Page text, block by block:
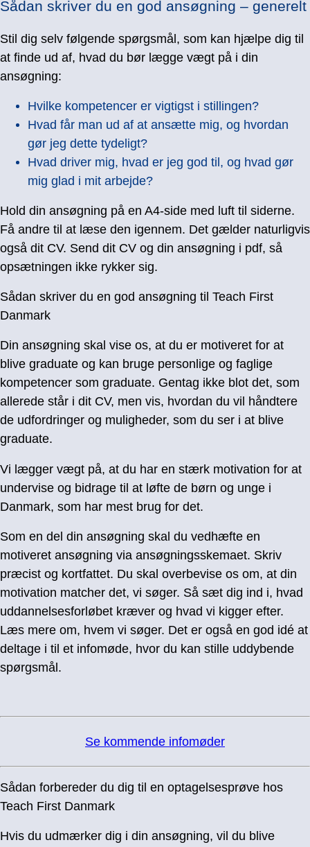
Sådan skriver du en god ansøgning – generelt
Stil dig selv følgende spørgsmål, som kan hjælpe dig til
at finde ud af, hvad du bør lægge vægt på i din
ansøgning:
Hvilke kompetencer er vigtigst i stillingen?
Hvad får man ud af at ansætte mig, og hvordan
gør jeg dette tydeligt?
Hvad driver mig, hvad er jeg god til, og hvad gør
mig glad i mit arbejde?
Hold din ansøgning på en A4-side med luft til siderne.
Få andre til at læse den igennem. Det gælder naturligvis
også dit CV. Send dit CV og din ansøgning i pdf, så
opsætningen ikke rykker sig.
Sådan skriver du en god ansøgning til Teach First
Danmark
Din ansøgning skal vise os, at du er motiveret for at
blive graduate og kan bruge personlige og faglige
kompetencer som graduate. Gentag ikke blot det, som
allerede står i dit CV, men vis, hvordan du vil håndtere
de udfordringer og muligheder, som du ser i at blive
graduate.
Vi lægger vægt på, at du har en stærk motivation for at
undervise og bidrage til at løfte de børn og unge i
Danmark, som har mest brug for det.
Som en del din ansøgning skal du vedhæfte en
motiveret ansøgning via ansøgningsskemaet. Skriv
præcist og kortfattet. Du skal overbevise os om, at din
motivation matcher det, vi søger. Så sæt dig ind i, hvad
uddannelsesforløbet kræver og hvad vi kigger efter.
Læs mere om, hvem vi søger. Det er også en god idé at
deltage i til et infomøde, hvor du kan stille uddybende
spørgsmål.
Se kommende infomøder
Sådan forbereder du dig til en optagelsesprøve hos
Teach First Danmark
Hvis du udmærker dig i din ansøgning, vil du blive